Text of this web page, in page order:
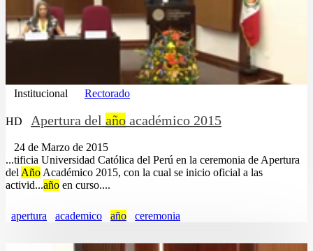
Institucional Rectorado
HD Apertura del año académico 2015
24 de Marzo de 2015
...tificia Universidad Católica del Perú en la ceremonia de Apertura
delAñoAcadémico 2015, con la cual se inicio oficial a las
activid...año en curso....
apertura academico año ceremonia